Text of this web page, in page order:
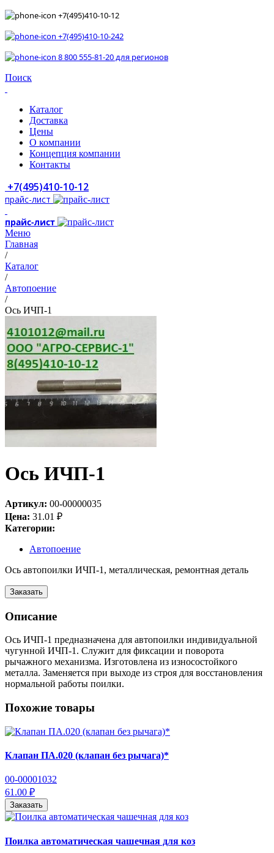
+7(495)410-10-12
+7(495)410-10-242
8 800 555-81-20 для регионов
Поиск
Каталог
Доставка
Цены
О компании
Концепция компании
Контакты
+7(495)410-10-12
прайс-лист
прайс-лист
Меню
Главная
/
Каталог
/
Автопоение
/
Ось ИЧП-1
Ось ИЧП-1
Артикул: 00-00000035
Цена: 31.01 ₽
Категории:
Автопоение
Ось автопоилки ИЧП-1, металлическая, ремонтная деталь
Заказать
Описание
Ось ИЧП-1 предназначена для автопоилки индивидуальной
чугунной ИЧП-1. Служит для фиксации и поворота
рычажного механизма. Изготовлена из износостойкого
металла. Заменяется при выходе из строя для восстановления
нормальной работы поилки.
Похожие товары
Клапан ПА.020 (клапан без рычага)*
00-00001032
61.00 ₽
Заказать
Поилка автоматическая чашечная для коз